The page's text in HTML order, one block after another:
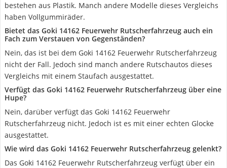
bestehen aus Plastik. Manch andere Modelle dieses Vergleichs
haben Vollgummiräder.
Bietet das Goki 14162 Feuerwehr Rutscherfahrzeug auch ein
Fach zum Verstauen von Gegenständen?
Nein, das ist bei dem Goki 14162 Feuerwehr Rutscherfahrzeug
nicht der Fall. Jedoch sind manch andere Rutschautos dieses
Vergleichs mit einem Staufach ausgestattet.
Verfügt das Goki 14162 Feuerwehr Rutscherfahrzeug über eine
Hupe?
Nein, darüber verfügt das Goki 14162 Feuerwehr
Rutscherfahrzeug nicht. Jedoch ist es mit einer echten Glocke
ausgestattet.
Wie wird das Goki 14162 Feuerwehr Rutscherfahrzeug gelenkt?
Das Goki 14162 Feuerwehr Rutscherfahrzeug verfügt über ein